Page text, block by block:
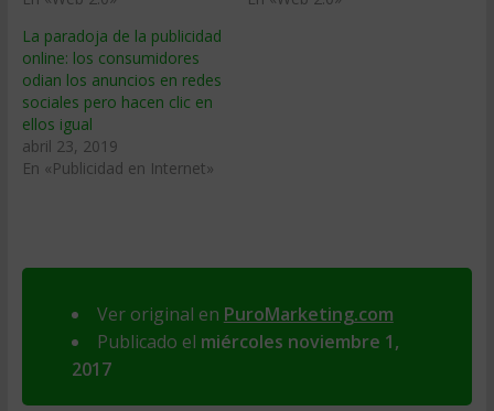
La paradoja de la publicidad
online: los consumidores
odian los anuncios en redes
sociales pero hacen clic en
ellos igual
abril 23, 2019
En «Publicidad en Internet»
Ver original en PuroMarketing.com
Publicado el miércoles noviembre 1,
2017